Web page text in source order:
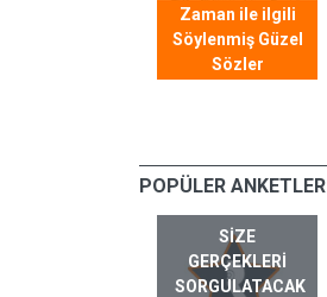
Zaman ile ilgili
Söylenmiş Güzel
Sözler
POPÜLER ANKETLER
SIZE
GERÇEKLERI
SORGULATACAK